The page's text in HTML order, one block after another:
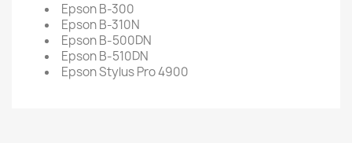
Epson B-300
Epson B-310N
Epson B-500DN
Epson B-510DN
Epson Stylus Pro 4900